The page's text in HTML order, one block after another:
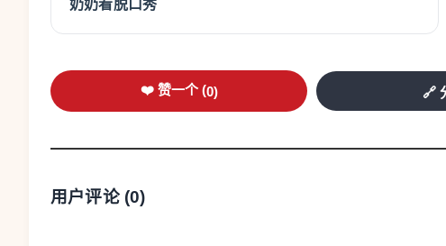
此次新春文化集市把民俗体验、文艺展演、手作
动场地遍布文化馆的各个角落，让每一位走进文化馆
尽情享受欢乐时光。
一走进一楼大厅，浓浓的“福气”与“温暖”就扑面而
美好祝愿的“福”字跃然纸上，引得市民们纷纷驻足欣赏
奶奶看脱口秀
❤️ 赞一个 (0) 🔗
用户评论 (0)